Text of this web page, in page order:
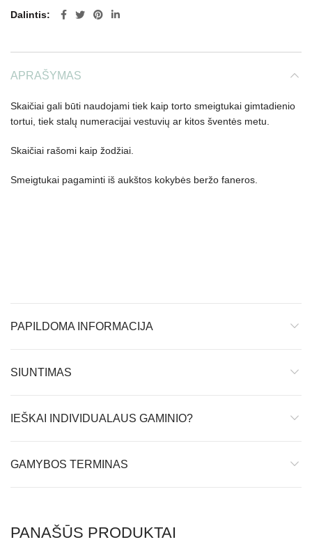
Dalintis
APRAŠYMAS
Skaičiai gali būti naudojami tiek kaip torto smeigtukai gimtadienio
tortui, tiek stalų numeracijai vestuvių ar kitos šventės metu.
Skaičiai rašomi kaip žodžiai.
Smeigtukai pagaminti iš aukštos kokybės beržo faneros.
PAPILDOMA INFORMACIJA
SIUNTIMAS
IEŠKAI INDIVIDUALAUS GAMINIO?
GAMYBOS TERMINAS
PANAŠŪS PRODUKTAI